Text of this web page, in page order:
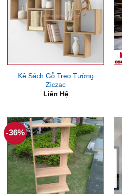
Kệ Sách Gỗ Treo Tường
Ziczac
Liên Hệ
-36%